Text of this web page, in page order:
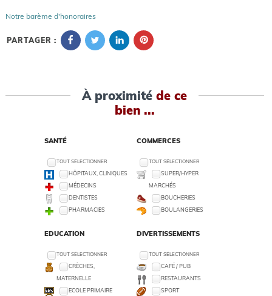
Notre barème d'honoraires
PARTAGER :
À proximitéde ce
bien ...
SANTÉ
TOUT SÉLECTIONNER
HÔPITAUX, CLINIQUES
MÉDECINS
DENTISTES
PHARMACIES
COMMERCES
TOUT SÉLECTIONNER
SUPER/HYPER
MARCHÉS
BOUCHERIES
BOULANGERIES
EDUCATION
TOUT SÉLECTIONNER
CRÈCHES,
MATERNELLE
ECOLE PRIMAIRE
DIVERTISSEMENTS
TOUT SÉLECTIONNER
CAFÉ / PUB
RESTAURANTS
SPORT